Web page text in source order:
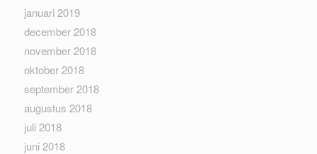
januari 2019
december 2018
november 2018
oktober 2018
september 2018
augustus 2018
juli 2018
juni 2018